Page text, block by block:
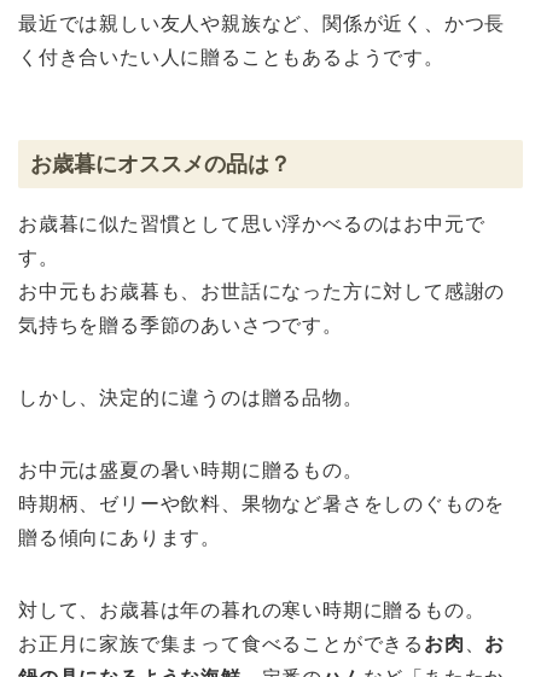
最近では親しい友人や親族など、関係が近く、かつ長
く付き合いたい人に贈ることもあるようです。
お歳暮にオススメの品は？
お歳暮に似た習慣として思い浮かべるのはお中元で
す。
お中元もお歳暮も、お世話になった方に対して感謝の
気持ちを贈る季節のあいさつです。
しかし、決定的に違うのは贈る品物。
お中元は盛夏の暑い時期に贈るもの。
時期柄、ゼリーや飲料、果物など暑さをしのぐものを
贈る傾向にあります。
対して、お歳暮は年の暮れの寒い時期に贈るもの。
お正月に家族で集まって食べることができる お肉
お